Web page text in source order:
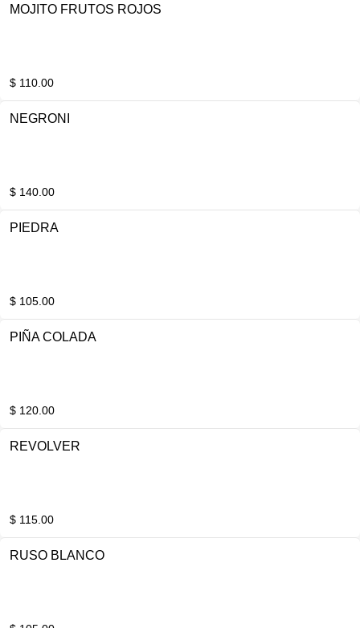
MOJITO FRUTOS ROJOS
$ 110.00
NEGRONI
$ 140.00
PIEDRA
$ 105.00
PIÑA COLADA
$ 120.00
REVOLVER
$ 115.00
RUSO BLANCO